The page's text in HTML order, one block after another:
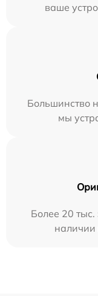
ваше
Большинство
мы
Более 20 тыс.
наличии